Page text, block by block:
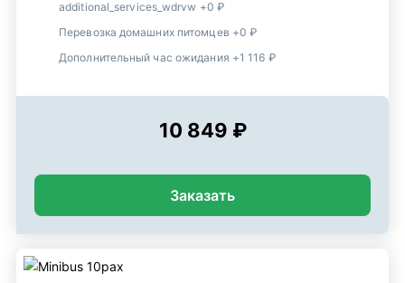
additional_services_wdrvw +0 ₽
Перевозка домашних питомцев +0 ₽
Дополнительный час ожидания +1 116 ₽
10 849 ₽
Заказать